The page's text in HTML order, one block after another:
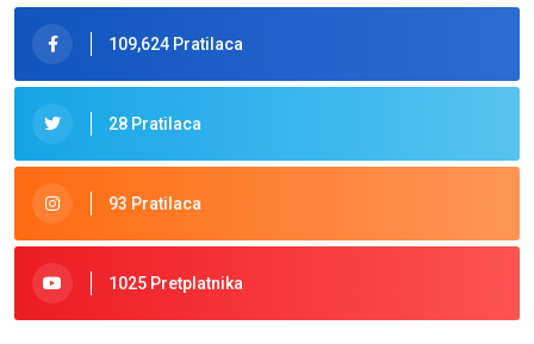
109,624 Pratilaca
28 Pratilaca
93 Pratilaca
1025 Pretplatnika